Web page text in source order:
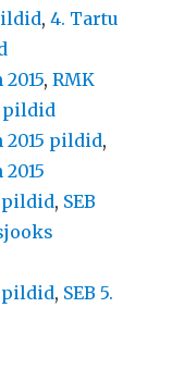
,4. Tartu
,RMK
pildid
2015 pildid,
pildid, SEB
pildid, SEB 5.